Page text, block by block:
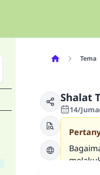
Tema
Shalat
14/